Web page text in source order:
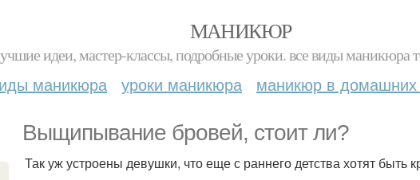
МАНИКЮР
идеи, мастер-классы, подробные уроки. все виды маникюра
маникюра уроки маникюра маникюр в домашних
Выщипывание бровей, стоит ли?
Так уж устроены девушки, что еще с раннего детства хотят быть